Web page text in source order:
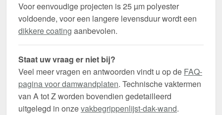
Voor eenvoudige projecten is 25 µm polyester
voldoende, voor een langere levensduur wordt een
dikkere coating aanbevolen.
Staat uw vraag er niet bij?
Veel meer vragen en antwoorden vindt u op de FAQ-
pagina voor damwandplaten. Technische vaktermen
van A tot Z worden bovendien gedetailleerd
uitgelegd in onzevakbegrippenlijst-dak-wand.